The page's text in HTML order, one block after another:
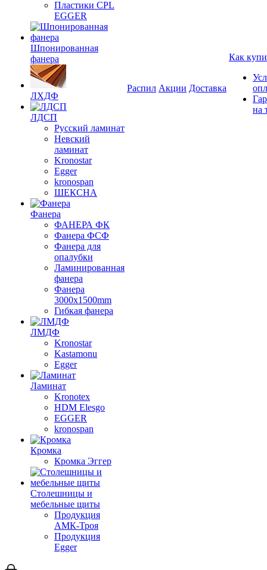
Пластики CPL
EGGER
Шпонированная
фанера
ЛХДФ
ЛДСП
Русский ламинат
Невский
ламинат
Kronostar
Egger
kronospan
ШЕКСНА
Фанера
ФАНЕРА ФК
Фанера ФСФ
Фанера для
опалубки
Ламинированная
фанера
Фанера
3000х1500mm
Гибкая фанера
ЛМДФ
Kronostar
Kastamonu
Egger
Ламинат
Kronotex
HDM Elesgo
EGGER
kronospan
Кромка
Кромка Эггер
Столешницы и
мебельные щиты
Продукция
АМК-Троя
Продукция
Egger
Распил Акции Доставка
Как
на